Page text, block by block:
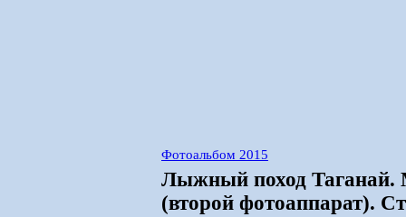
Фотоальбом 2015
Лыжный поход Таганай.
(второй фотоаппарат).